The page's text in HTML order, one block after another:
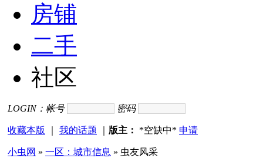
房铺
二手
社区
LOGIN： 帐号 密码
收藏本版 我的话题 版主： *空缺中* 申请
小虫网 » 一区：城市信息 » 虫友风采